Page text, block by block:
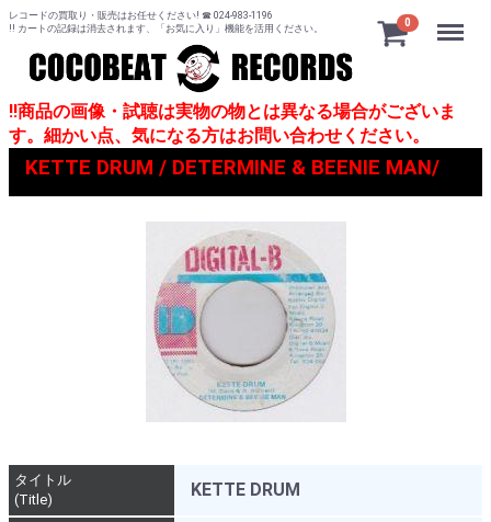
レコードの買取り・販売はお任せください! ☎ 024-983-1196
!! カートの記録は消去されます、「お気に入り」機能を活用ください。
0 Menu
!!商品の画像・試聴は実物の物とは異なる場合がございま
す。細かい点、気になる方はお問い合わせください。
KETTE DRUM / DETERMINE & BEENIE MAN/
タイトル
(Title)
KETTE DRUM